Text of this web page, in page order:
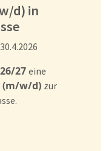
d) in
27 eine
(m/w/d) zur